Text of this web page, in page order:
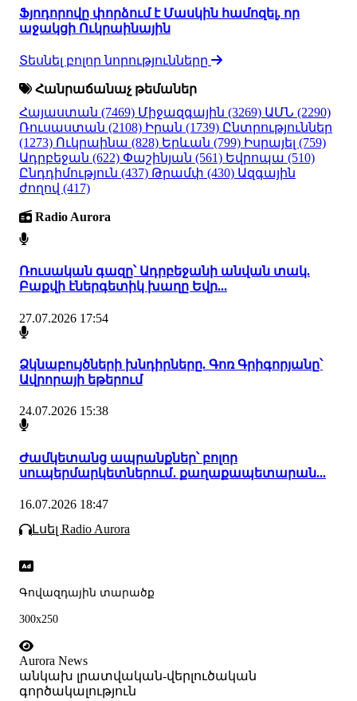
Ֆյոդորովը փորձում է Մասկին համոզել, որ
աջակցի Ուկրաինային
Տեսնել բոլոր նորությունները
Հանրաճանաչ թեմաներ
Հայաստան (7469) Միջազգային (3269) ԱՄՆ (2290)
Ռուսաստան (2108) Իրան (1739) Ընտրություններ
(1273) Ուկրաինա (828) Երևան (799) Իսրայել (759)
Ադրբեջան (622) Փաշինյան (561) Եվրոպա (510)
Ընդդիմություն (437) Թրամփ (430) Ազգային
ժողով (417)
Radio Aurora
Ռուսական գազը՝ Ադրբեջանի անվան տակ.
Բաքվի էներգետիկ խաղը Եվր...
27.07.2026 17:54
Ձկնաբույծների խնդիրները. Գոռ Գրիգորյանը՝
Ավրորայի եթերում
24.07.2026 15:38
Ժամկետանց ապրանքներ՝ բոլոր
սուպերմարկետներում․ քաղաքապետարան...
16.07.2026 18:47
Լսել Radio Aurora
Գովազդային տարածք
300x250
Aurora News
անկախ լրատվական-վերլուծական
գործակալություն